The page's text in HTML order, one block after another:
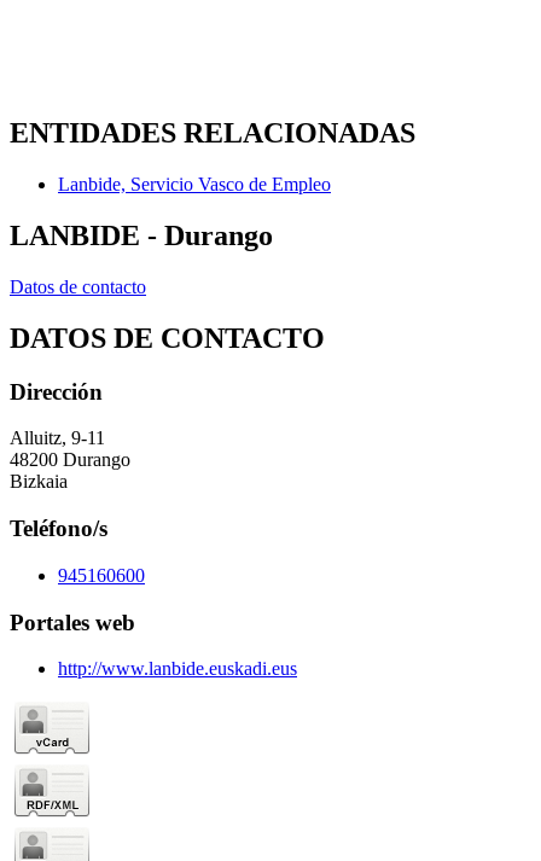
ENTIDADES RELACIONADAS
Lanbide, Servicio Vasco de Empleo
LANBIDE - Durango
Datos de contacto
DATOS DE CONTACTO
Dirección
Alluitz, 9-11
48200 Durango
Bizkaia
Teléfono/s
945160600
Portales web
http://www.lanbide.euskadi.eus